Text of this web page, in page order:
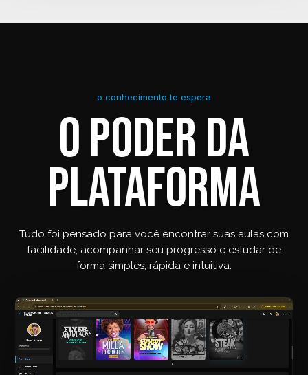
o conhecimento te espera
O PODER DA
PLATAFORMA
Tudo foi pensado para você encontrar suas aulas com
facilidade, acompanhar seu progresso e estudar de
forma simples, rápida e intuitiva.